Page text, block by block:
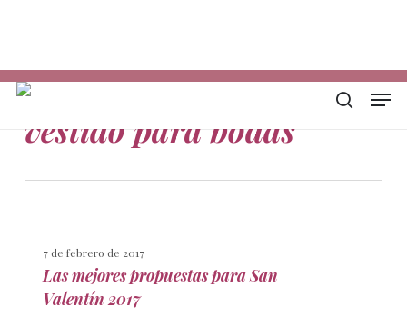
content
buscar
Tag
vestido para bodas
7 de febrero de 2017
Las mejores propuestas para San
Valentín 2017